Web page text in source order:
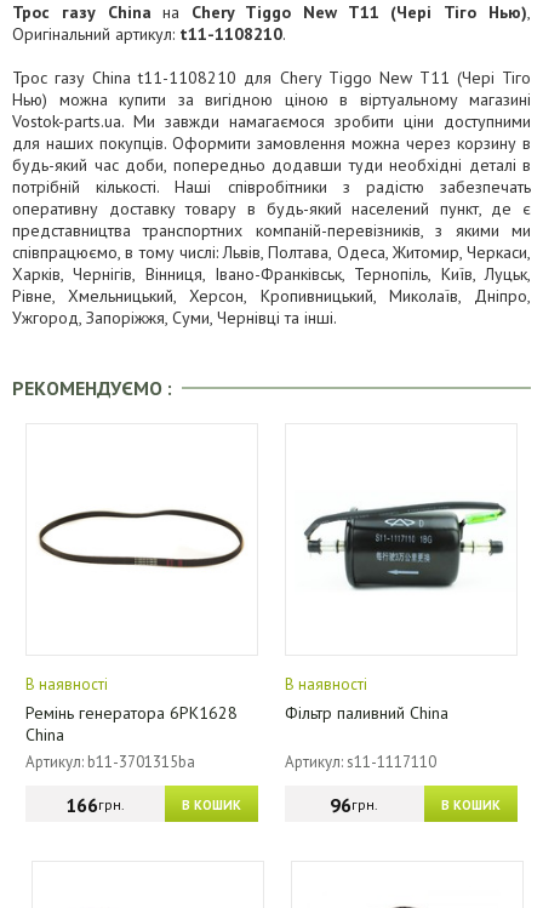
Трос газу China на Chery Tiggo New T11 (Чері Тіго Нью),
Оригінальний артикул: t11-1108210.
Трос газу China t11-1108210 для Chery Tiggo New T11 (Чері Тіго
Нью) можна купити за вигідною ціною в віртуальному магазині
Vostok-parts.ua. Ми завжди намагаємося зробити ціни доступними
для наших покупців. Оформити замовлення можна через корзину в
будь-який час доби, попередньо додавши туди необхідні деталі в
потрібній кількості. Наші співробітники з радістю забезпечать
оперативну доставку товару в будь-який населений пункт, де є
представництва транспортних компаній-перевізників, з якими ми
співпрацюємо, в тому числі: Львів, Полтава, Одеса, Житомир, Черкаси,
Харків, Чернігів, Вінниця, Івано-Франківськ, Тернопіль, Київ, Луцьк,
Рівне, Хмельницький, Херсон, Кропивницький, Миколаїв, Дніпро,
Ужгород, Запоріжжя, Суми, Чернівці та інші.
РЕКОМЕНДУЄМО :
В наявності
Ремінь генератора 6PK1628
China
Артикул: b11-3701315ba
В КОШИК
166грн.
В наявності
Фільтр паливний China
Артикул: s11-1117110
В КОШИК
96грн.